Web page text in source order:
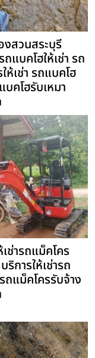
งสวนสระบุรี
ถแบคโฮให้เช่า รถ
ห้เช่า รถแบคโฮ
บคโฮรับเหมา
ช่ารถแม็คโคร
ริการให้เช่ารถ
ถแม็คโครรับจ้าง